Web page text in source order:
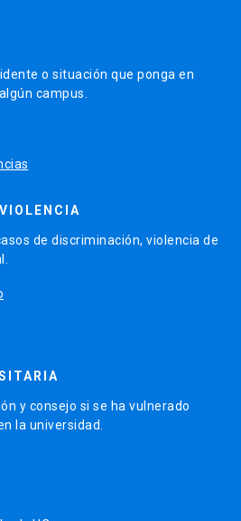
o situación que ponga en
campus.
de discriminación, violencia de
y consejo si se ha vulnerado
la universidad.